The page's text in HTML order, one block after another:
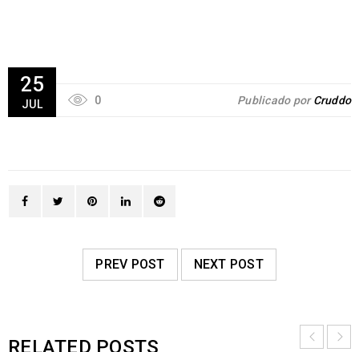
25
JUL 0 Publicado porCruddo
PREV POST NEXT POST
RELATED POSTS